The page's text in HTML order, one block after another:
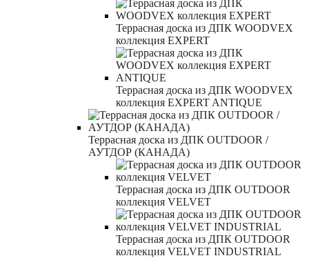
Террасная доска из ДПК WOODVEX
коллекция EXPERT
Террасная доска из ДПК WOODVEX
коллекция EXPERT ANTIQUE
Террасная доска из ДПК OUTDOOR /
АУТДОР (КАНАДА)
Террасная доска из ДПК OUTDOOR
коллекция VELVET
Террасная доска из ДПК OUTDOOR
коллекция VELVET INDUSTRIAL